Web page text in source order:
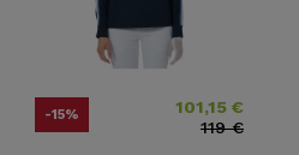
-15% 101,15 €
Prix ​​habituel
119 €